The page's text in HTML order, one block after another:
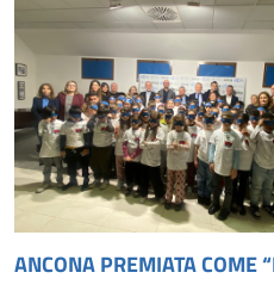
ANCONA PREMIATA COME